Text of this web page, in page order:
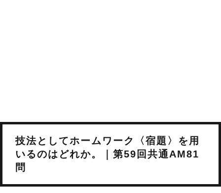
技法としてホームワーク〈宿題〉を用
いるのはどれか。｜第59回共通AM81
問